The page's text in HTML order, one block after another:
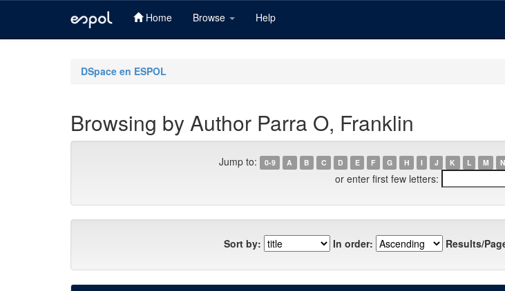
Home Browse Help
DSpace en ESPOL
Browsing by Author Parra O, Franklin
Jump to: 0-9 A B C D E F G H I J K L M N
or enter first few letters:
Sort by: In order: Results/